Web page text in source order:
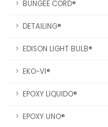
BUNGEE CORD®
DETAILING®
EDISON LIGHT BULB®
EKO-VI®
EPOXY LIQUIDO®
EPOXY UNO®